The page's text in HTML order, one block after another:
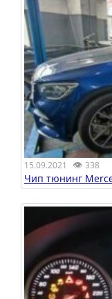
15.09.2021 👁 338
Чип тюнинг